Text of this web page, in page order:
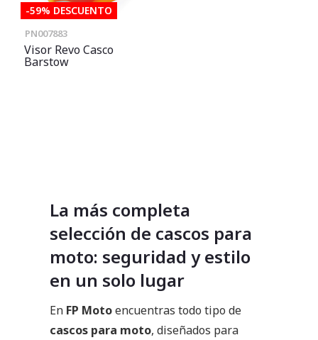
-59% DESCUENTO
PN007883
Visor Revo Casco
Barstow
La más completa
selección de cascos para
moto: seguridad y estilo
en un solo lugar
En FP Motoencuentras todo tipo de
cascos para moto, diseñados para